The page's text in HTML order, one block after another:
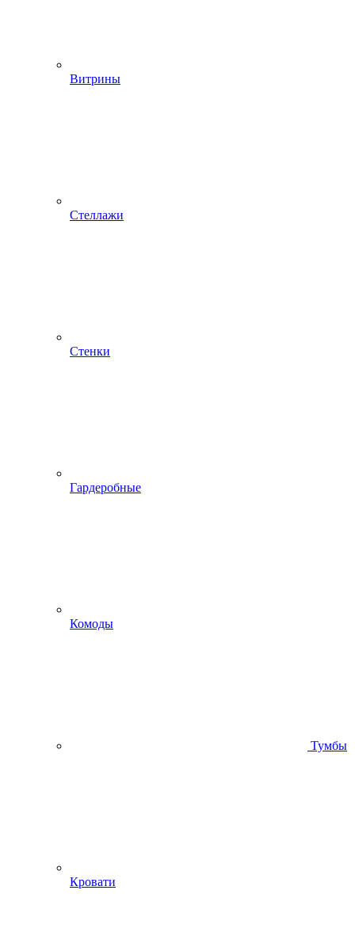
Витрины
Стеллажи
Стенки
Гардеробные
Комоды
Тумбы
Кровати